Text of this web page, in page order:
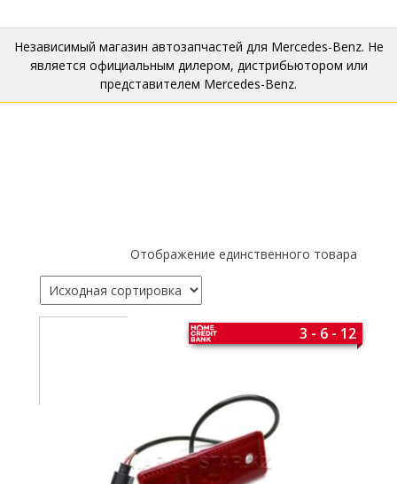
Независимый магазин автозапчастей для Mercedes-Benz. Не
является официальным дилером, дистрибьютором или
представителем Mercedes-Benz.
Отображение единственного товара
3 - 6 - 12